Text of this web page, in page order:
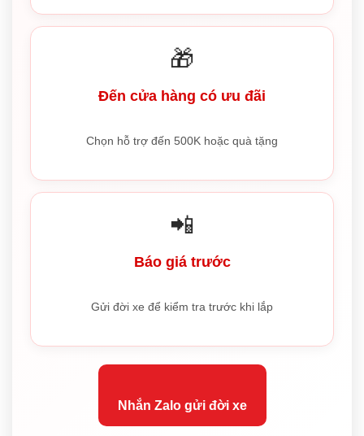
🎁
Đến cửa hàng có ưu đãi
Chọn hỗ trợ đến 500K hoặc quà tặng
📲
Báo giá trước
Gửi đời xe để kiểm tra trước khi lắp
Nhắn Zalo gửi đời xe